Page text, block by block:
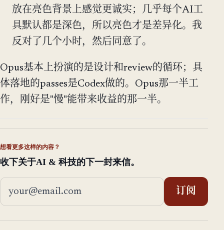
放在亮色背景上感觉更诚实；几乎每个AI工
具默认都是深色，所以亮色才是差异化。我
反对了几个小时，然后同意了。
Opus基本上扮演的是设计和review的循环；具
体落地的passes是Codex做的。Opus那一半工
作，刚好是"慢"能带来收益的那一半。
想看更多这样的内容？
收下关于AI & 科技的下一封来信。
邮箱地址
订阅